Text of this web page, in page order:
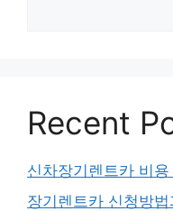
Recent
신차장기렌트카 비
장기렌트카 신청방